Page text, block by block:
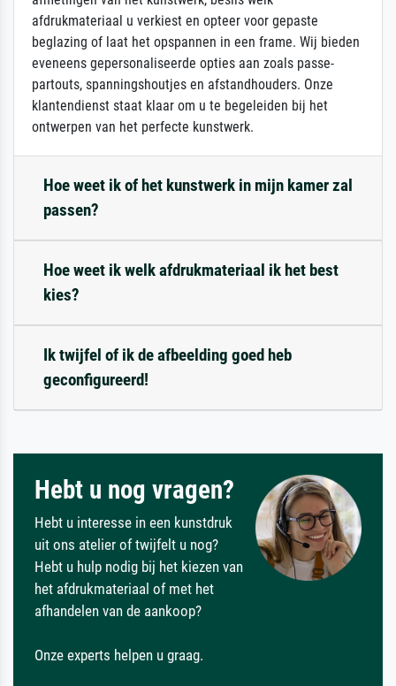
afdrukmateriaal u verkiest en opteer voor gepaste
beglazing of laat het opspannen in een frame. Wij bieden
eveneens gepersonaliseerde opties aan zoals passe-
partouts, spanningshoutjes en afstandhouders. Onze
klantendienst staat klaar om u te begeleiden bij het
ontwerpen van het perfecte kunstwerk.
Hoe weet ik of het kunstwerk in mijn kamer zal
passen?
Hoe weet ik welk afdrukmateriaal ik het best
kies?
Ik twijfel of ik de afbeelding goed heb
geconfigureerd!
Hebt u nog vragen?
Hebt u interesse in een kunstdruk
uit ons atelier of twijfelt u nog?
Hebt u hulp nodig bij het kiezen van
het afdrukmateriaal of met het
afhandelen van de aankoop?
Onze experts helpen u graag.